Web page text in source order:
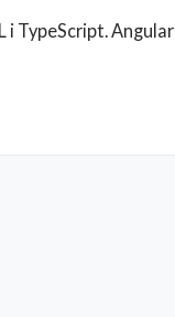
TypeScript. Angular